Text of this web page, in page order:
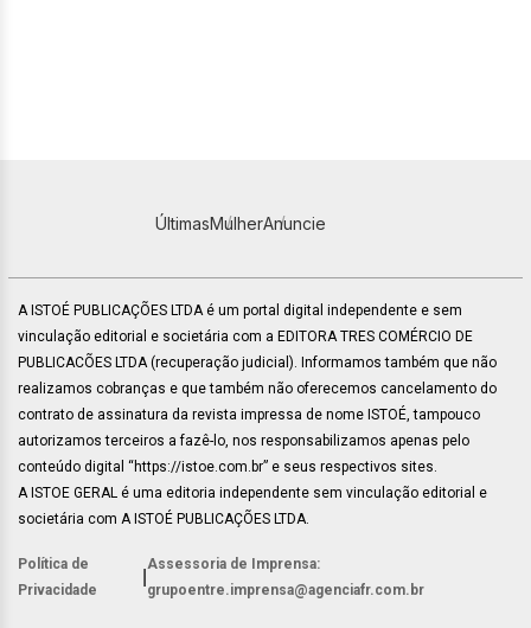
ÚltimasMulherAnuncie
A ISTOÉ PUBLICAÇÕES LTDA é um portal digital independente e sem
vinculação editorial e societária com a EDITORA TRES COMÉRCIO DE
PUBLICACÕES LTDA (recuperação judicial). Informamos também que não
realizamos cobranças e que também não oferecemos cancelamento do
contrato de assinatura da revista impressa de nome ISTOÉ, tampouco
autorizamos terceiros a fazê-lo, nos responsabilizamos apenas pelo
conteúdo digital “https://istoe.com.br” e seus respectivos sites.
A ISTOE GERAL é uma editoria independente sem vinculação editorial e
societária com A ISTOÉ PUBLICAÇÕES LTDA.
Política de
Privacidade
Assessoria de Imprensa:
grupoentre.imprensa@agenciafr.com.br